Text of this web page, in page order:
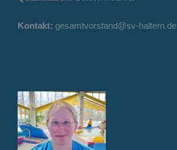
Kontakt: gesamtvorstand@sv-haltern.de